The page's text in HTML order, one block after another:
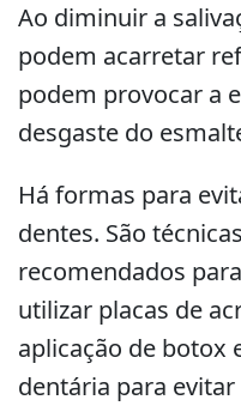
Ao diminuir a
podem acarretar
podem provocar a
desgaste do
Há formas para
dentes. São
recomendados
utilizar placas de
aplicação de botox
dentária para